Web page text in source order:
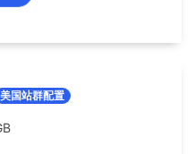
美国站群配置